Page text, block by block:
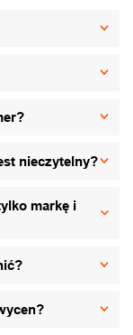
nieczytelny?
markę i